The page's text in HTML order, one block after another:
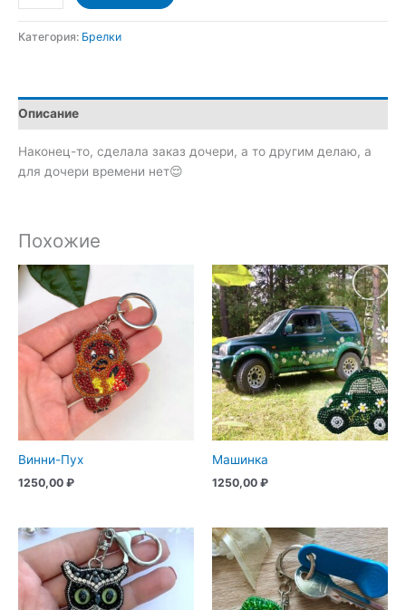
товара
Воздушный
Категория: Брелки
Описание
Наконец-то, сделала заказ дочери, а то другим делаю, а
для дочери времени нет😌
Похожие
Винни-Пух
1250,00 ₽
Машинка
1250,00 ₽